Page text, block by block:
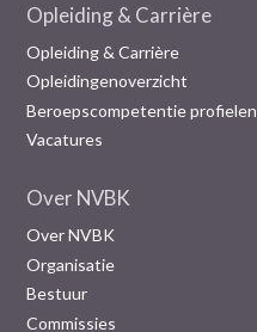
Opleiding & Carrière
Opleiding & Carrière
Opleidingenoverzicht
Beroepscompetentie profielen
Vacatures
Over NVBK
Over NVBK
Organisatie
Bestuur
Commissies